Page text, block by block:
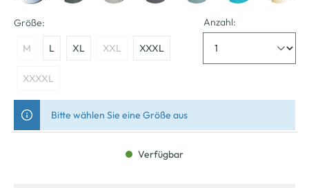
Größe:
M L XL XXL XXXL
XXXXL
Anzahl:
Bitte wählen Sie eine Größe aus
Verfügbar